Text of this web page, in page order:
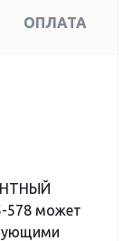
ОПЛАТА
может